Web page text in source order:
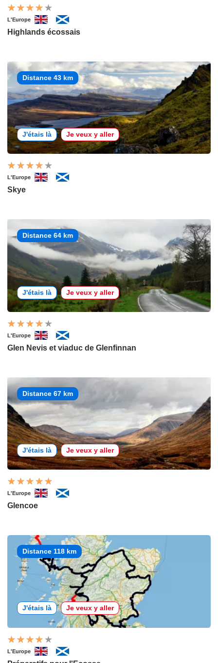
L'Europe
Highlands écossais
Distance 43 km
J'étais là Je veux y aller
L'Europe
Skye
Distance 64 km
J'étais là Je veux y aller
L'Europe
Glen Nevis et viaduc de Glenfinnan
Distance 67 km
J'étais là Je veux y aller
L'Europe
Glencoe
Distance 118 km
J'étais là Je veux y aller
L'Europe